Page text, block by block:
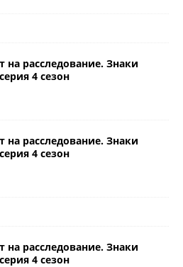
на расследование. Знаки
4 сезон
на расследование. Знаки
4 сезон
на расследование. Знаки
4 сезон